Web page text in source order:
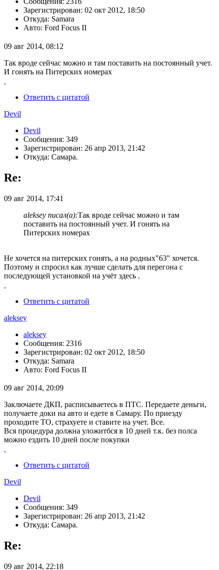
Зарегистрирован: 02 окт 2012, 18:50
Откуда: Samara
Авто: Ford Focus II
09 авг 2014, 08:12
Так вроде сейчас можно и там поставить на постоянный учет.
И гонять на Питерских номерах
Ответить с цитатой
Devil
Devil
Сообщения: 349
Зарегистрирован: 26 апр 2013, 21:42
Откуда: Самара.
Re:
09 авг 2014, 17:41
aleksey писал(а):Так вроде сейчас можно и там
поставить на постоянный учет. И гонять на
Питерских номерах
Не хочется на питерских гонять, а на родных"63" хочется.
Поэтому и спросил как лучше сделать для перегона с
последующей установкой на учёт здесь .
Ответить с цитатой
aleksey
aleksey
Сообщения: 2316
Зарегистрирован: 02 окт 2012, 18:50
Откуда: Samara
Авто: Ford Focus II
09 авг 2014, 20:09
Заключаете ДКП, расписываетесь в ПТС. Передаете деньги,
получаете доки на авто и едете в Самару. По приезду
проходите ТО, страхуете и ставите на учет. Все.
Вся процедура должна уложитбся в 10 дней т.к. без полса
можно ездить 10 дней после покупки
Ответить с цитатой
Devil
Devil
Сообщения: 349
Зарегистрирован: 26 апр 2013, 21:42
Откуда: Самара.
Re:
09 авг 2014, 22:18